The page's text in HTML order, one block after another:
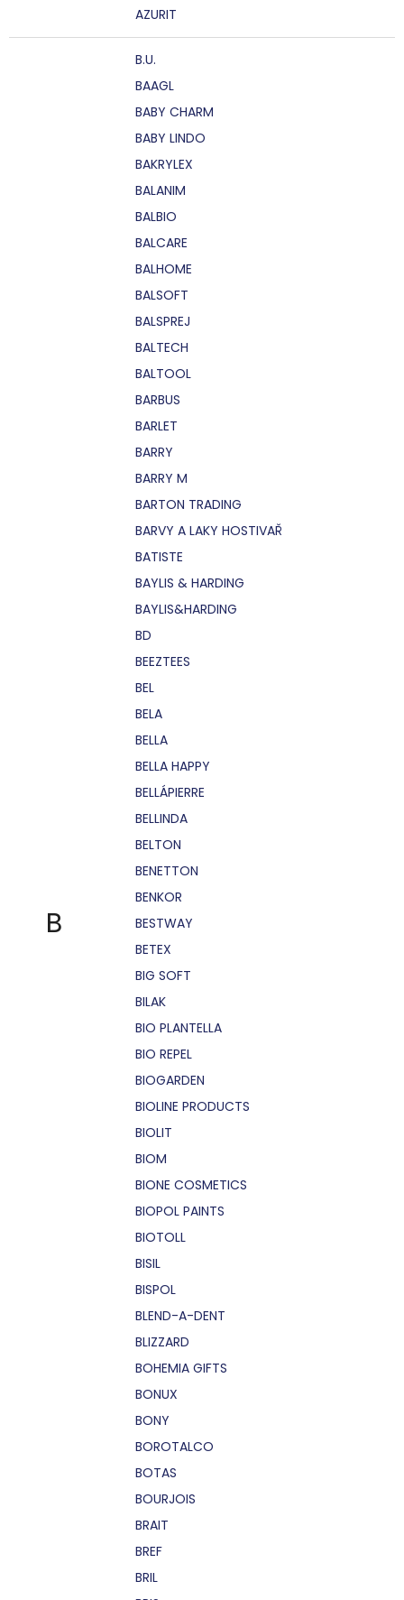
AZURIT
B
B.U.
BAAGL
BABY CHARM
BABY LINDO
BAKRYLEX
BALANIM
BALBIO
BALCARE
BALHOME
BALSOFT
BALSPREJ
BALTECH
BALTOOL
BARBUS
BARLET
BARRY
BARRY M
BARTON TRADING
BARVY A LAKY HOSTIVAŘ
BATISTE
BAYLIS & HARDING
BAYLIS&HARDING
BD
BEEZTEES
BEL
BELA
BELLA
BELLA HAPPY
BELLÁPIERRE
BELLINDA
BELTON
BENETTON
BENKOR
BESTWAY
BETEX
BIG SOFT
BILAK
BIO PLANTELLA
BIO REPEL
BIOGARDEN
BIOLINE PRODUCTS
BIOLIT
BIOM
BIONE COSMETICS
BIOPOL PAINTS
BIOTOLL
BISIL
BISPOL
BLEND-A-DENT
BLIZZARD
BOHEMIA GIFTS
BONUX
BONY
BOROTALCO
BOTAS
BOURJOIS
BRAIT
BREF
BRIL